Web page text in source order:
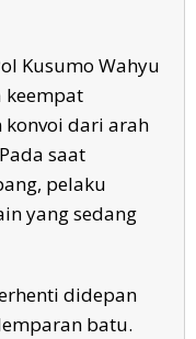
Kusumo Wahyu
keempat
konvoi dari arah
saat
pelaku
yang sedang
didepan
batu.